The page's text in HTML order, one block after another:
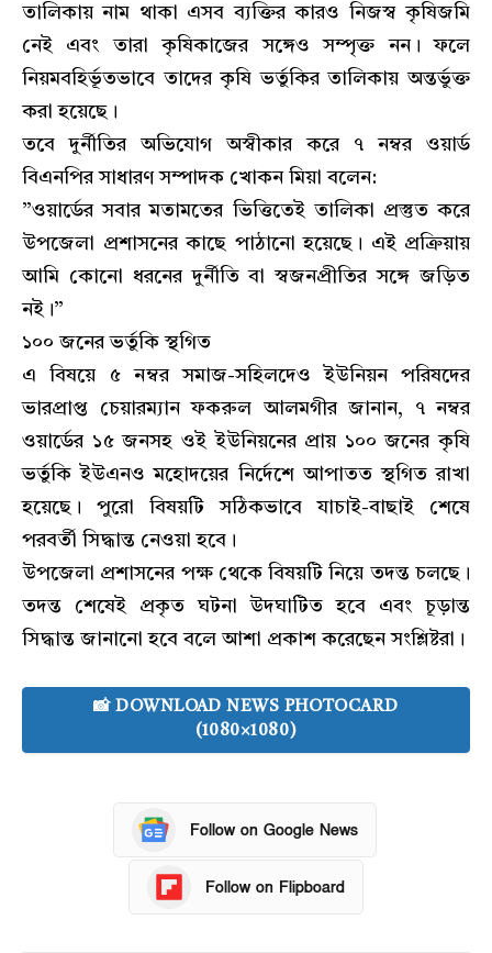
তালিকায় নাম থাকা এসব ব্যক্তির কারও নিজস্ব কৃষিজমি
নেই এবং তারা কৃষিকাজের সঙ্গেও সম্পৃক্ত নন। ফলে
নিয়মবহির্ভূতভাবে তাদের কৃষি ভর্তুকির তালিকায় অন্তর্ভুক্ত
করা হয়েছে।
​তবে দুর্নীতির অভিযোগ অস্বীকার করে ৭ নম্বর ওয়ার্ড
বিএনপির সাধারণ সম্পাদক খোকন মিয়া বলেন:
​”ওয়ার্ডের সবার মতামতের ভিত্তিতেই তালিকা প্রস্তুত করে
উপজেলা প্রশাসনের কাছে পাঠানো হয়েছে। এই প্রক্রিয়ায়
আমি কোনো ধরনের দুর্নীতি বা স্বজনপ্রীতির সঙ্গে জড়িত
নই।”
​১০০ জনের ভর্তুকি স্থগিত
​এ বিষয়ে ৫ নম্বর সমাজ-সহিলদেও ইউনিয়ন পরিষদের
ভারপ্রাপ্ত চেয়ারম্যান ফকরুল আলমগীর জানান, ৭ নম্বর
ওয়ার্ডের ১৫ জনসহ ওই ইউনিয়নের প্রায় ১০০ জনের কৃষি
ভর্তুকি ইউএনও মহোদয়ের নির্দেশে আপাতত স্থগিত রাখা
হয়েছে। পুরো বিষয়টি সঠিকভাবে যাচাই-বাছাই শেষে
পরবর্তী সিদ্ধান্ত নেওয়া হবে।
​উপজেলা প্রশাসনের পক্ষ থেকে বিষয়টি নিয়ে তদন্ত চলছে।
তদন্ত শেষেই প্রকৃত ঘটনা উদঘাটিত হবে এবং চূড়ান্ত
সিদ্ধান্ত জানানো হবে বলে আশা প্রকাশ করেছেন সংশ্লিষ্টরা।
📸 DOWNLOAD NEWS PHOTOCARD
(1080×1080)
Follow on Google News
Follow on Flipboard